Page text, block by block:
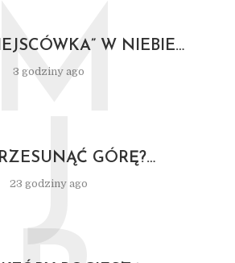
W NIEBIE…
3 godziny ago
GÓRĘ?…
23 godziny ago
J